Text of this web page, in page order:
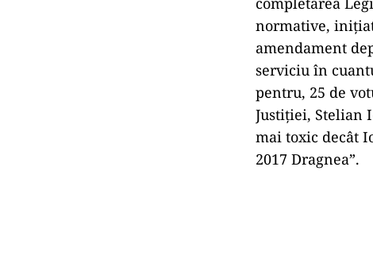
normative,
amendament
serviciu în
pentru, 25 de
Justiţiei, Stelian
mai toxic decât
2017 Dragnea”.